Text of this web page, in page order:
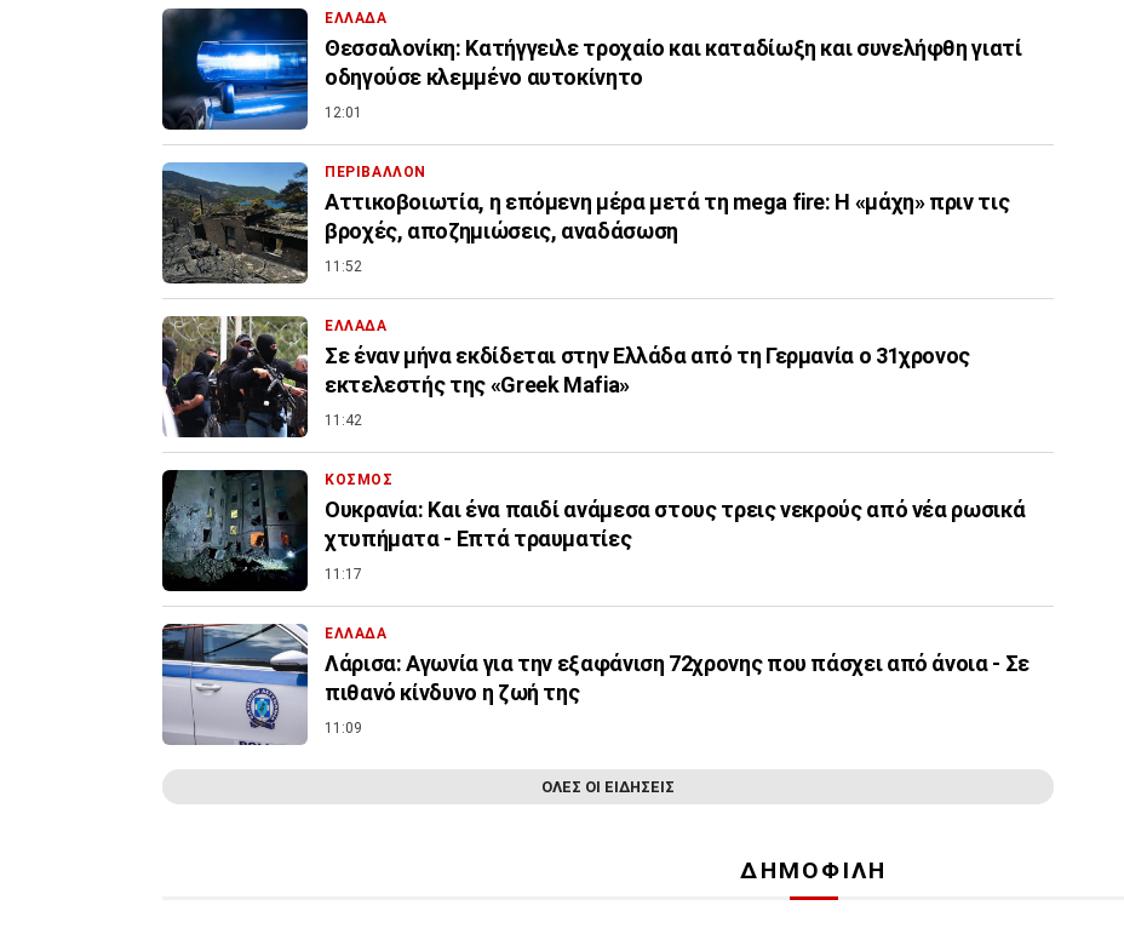
ΕΛΛΑΔΑ
Θεσσαλονίκη: Κατήγγειλε τροχαίο και καταδίωξη και συνελήφθη γιατί
οδηγούσε κλεμμένο αυτοκίνητο
12:01
ΠΕΡΙΒΑΛΛΟΝ
Αττικοβοιωτία, η επόμενη μέρα μετά τη mega fire: Η «μάχη» πριν τις
βροχές, αποζημιώσεις, αναδάσωση
11:52
ΕΛΛΑΔΑ
Σε έναν μήνα εκδίδεται στην Ελλάδα από τη Γερμανία ο 31χρονος
εκτελεστής της «Greek Mafia»
11:42
ΚΟΣΜΟΣ
Ουκρανία: Και ένα παιδί ανάμεσα στους τρεις νεκρούς από νέα ρωσικά
χτυπήματα - Επτά τραυματίες
11:17
ΕΛΛΑΔΑ
Λάρισα: Αγωνία για την εξαφάνιση 72χρονης που πάσχει από άνοια - Σε
πιθανό κίνδυνο η ζωή της
11:09
ΟΛΕΣ ΟΙ ΕΙΔΗΣΕΙΣ
ΔΗΜΟΦΙΛΗ